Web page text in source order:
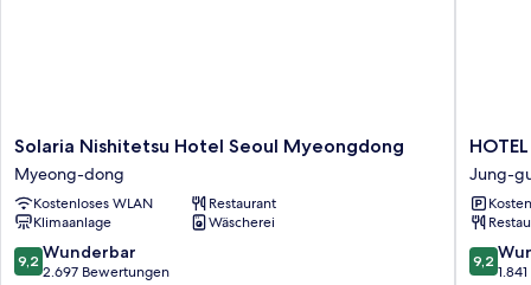
Solaria
Nishitetsu
Hotel
Seoul
Myeongdong
Myeong-
dong
Solaria Nishitetsu Hotel Seoul Myeongdong
Myeong-dong
Kostenloses WLAN
Restaurant
Klimaanlage
Wäscherei
9.2
von
9,2 Wunderbar
2.697 Bewertungen
HOTEL
THE
Jung-
gu
Jung-
9.2
von
9,2